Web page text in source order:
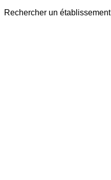
Rechercher un établissement